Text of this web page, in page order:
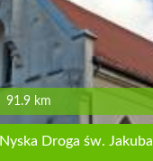
91.9 km
Nyska Droga św. Jakuba